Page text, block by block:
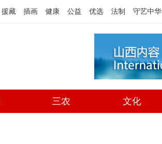
援藏 插画 健康 公益 优选 法制 守艺中华
三农 文化